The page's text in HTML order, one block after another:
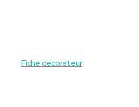
Fiche decorateur